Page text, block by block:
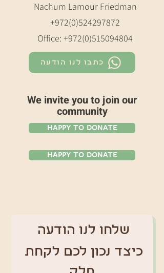
Nachum Lamour Friedman
+972(0)524297872
Office: +972(0)515094804
כתבו לנו הודעה
We invite you to join our
community
Happy To Donate
Happy To Donate
שלחו לנו הודעה